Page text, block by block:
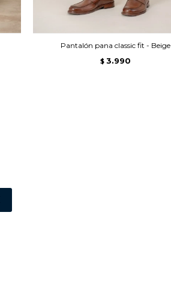
Pantalón pana classic fit - Beige
$ 3.990